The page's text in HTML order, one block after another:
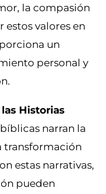
la compasión
valores en
un
personal y
Historias
narran la
transformación
estas narrativas,
pueden